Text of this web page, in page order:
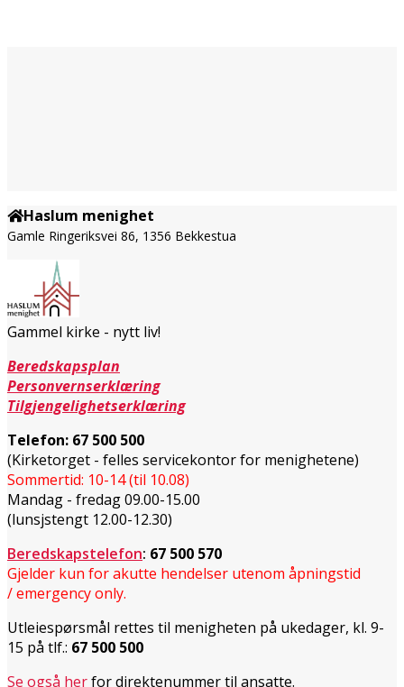
Haslum menighet
Gamle Ringeriksvei 86, 1356 Bekkestua
Gammel kirke - nytt liv!
Beredskapsplan
Personvernserklæring
Tilgjengelighetserklæring
Telefon: 67 500 500
(Kirketorget - felles servicekontor for menighetene)
Sommertid: 10-14 (til 10.08)
Mandag - fredag 09.00-15.00
(lunsjstengt 12.00-12.30)
Beredskapstelefon: 67 500 570
Gjelder kun for akutte hendelser utenom åpningstid
/ emergency only.
Utleiespørsmål rettes til menigheten på ukedager, kl. 9-
15 på tlf.: 67 500 500
Se også herfor direktenummer til ansatte.